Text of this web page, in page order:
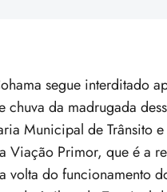
segue interditado
da madrugada
Municipal de Trânsito
Viação Primor, que é a
volta do funcionamento